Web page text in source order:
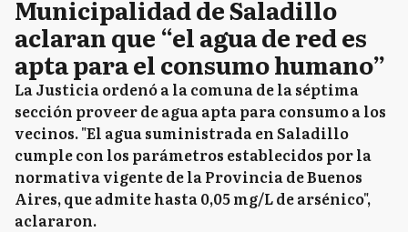
Municipalidad de Saladillo
aclaran que “el agua de red es
apta para el consumo humano”
La Justicia ordenó a la comuna de la séptima
sección proveer de agua apta para consumo a los
vecinos. "El agua suministrada en Saladillo
cumple con los parámetros establecidos por la
normativa vigente de la Provincia de Buenos
Aires, que admite hasta 0,05 mg/L de arsénico",
aclararon.